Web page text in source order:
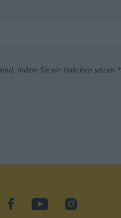
indem Sie ein Häkchen setzen.*
facebookYouTubeInstagram